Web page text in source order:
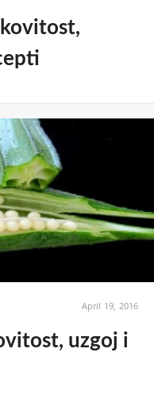
April 19, 2016
uzgoj i